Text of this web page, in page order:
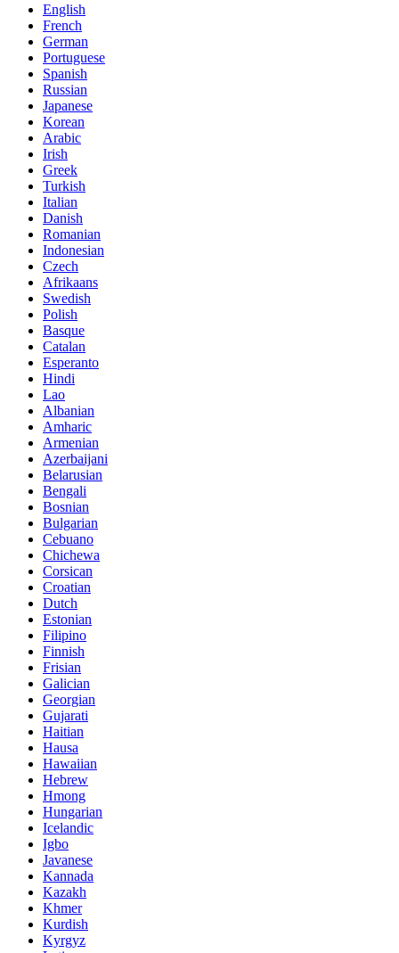
English
French
German
Portuguese
Spanish
Russian
Japanese
Korean
Arabic
Irish
Greek
Turkish
Italian
Danish
Romanian
Indonesian
Czech
Afrikaans
Swedish
Polish
Basque
Catalan
Esperanto
Hindi
Lao
Albanian
Amharic
Armenian
Azerbaijani
Belarusian
Bengali
Bosnian
Bulgarian
Cebuano
Chichewa
Corsican
Croatian
Dutch
Estonian
Filipino
Finnish
Frisian
Galician
Georgian
Gujarati
Haitian
Hausa
Hawaiian
Hebrew
Hmong
Hungarian
Icelandic
Igbo
Javanese
Kannada
Kazakh
Khmer
Kurdish
Kyrgyz